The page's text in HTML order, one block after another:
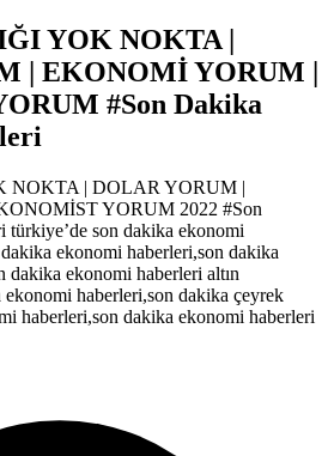
YOK NOKTA |
| EKONOMİ YORUM |
#Son Dakika
| DOLAR YORUM |
YORUM 2022 #Son
son dakika ekonomi
ekonomi haberleri,son dakika
dakika ekonomi haberleri altın
ekonomi haberleri,son dakika çeyrek
haberleri,son dakika ekonomi haberleri